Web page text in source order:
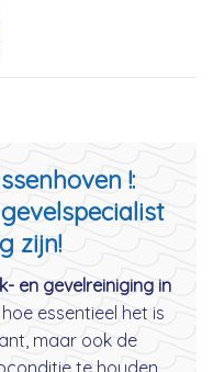
!:
zijn!
en gevelreiniging in
essentieel het is
maar ook de